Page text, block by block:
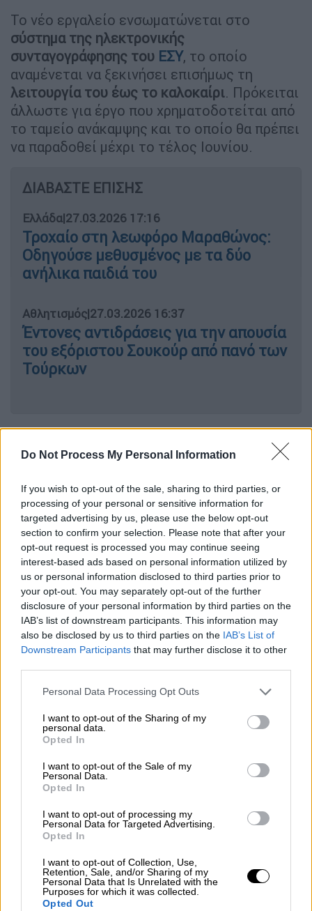
Do Not Process My Personal Information
If you wish to opt-out of the sale, sharing to third parties, or
processing of your personal or sensitive information for
targeted advertising by us, please use the below opt-out
section to confirm your selection. Please note that after your
opt-out request is processed you may continue seeing
interest-based ads based on personal information utilized by
us or personal information disclosed to third parties prior to
your opt-out. You may separately opt-out of the further
disclosure of your personal information by third parties on the
IAB’s list of downstream participants. This information may
also be disclosed by us to third parties on the IAB’s List of
Downstream Participants that may further disclose it to other
Please note that this website/app uses one or more Google
not limited to your visit or usage behaviour. You may click to
grant or deny consent to Google and its third-party tags to
use your data for below specified purposes in below Google
consent section.
Personal Data Processing Opt Outs
I want to opt-out of the Sharing of my
personal data.
Opted In
I want to opt-out of the Sale of my
Personal Data.
Opted In
I want to opt-out of processing my
Personal Data for Targeted Advertising.
Opted In
I want to opt-out of Collection, Use,
Retention, Sale, and/or Sharing of my
Personal Data that Is Unrelated with the
Purposes for which it was collected.
Opted Out
Το νέο εργαλείο ενσωματώνεται στο
σύστημα της ηλεκτρονικής
συνταγογράφησης του ΕΣΥ, το οποίο
αναμένεται να ξεκινήσει επισήμως τη
λειτουργία του έως το καλοκαίρι. Πρόκειται
άλλωστε για έργο που χρηματοδοτείται από
το ταμείο ανάκαμψης και το οποίο θα πρέπει
να παραδοθεί μέχρι το τέλος Ιουνίου.
ΔΙΑΒΑΣΤΕ ΕΠΙΣΗΣ
Ελλάδα|27.03.2026 17:16
Τροχαίο στη λεωφόρο Μαραθώνος:
Οδηγούσε μεθυσμένος με τα δύο
ανήλικα παιδιά του
Αθλητισμός|27.03.2026 16:37
Έντονες αντιδράσεις για την απουσία
του εξόριστου Σουκούρ από πανό των
Τούρκων
ξεκίνησαν με τα λεγόμενα φάρμακα 1Α
, που
ξεκινά στο νοσοκομείο, αλλά η θεραπεία
μπορεί να συνεχιστεί και εκτός αυτού.
Πρόκειται για ένα σχέδιο που υλοποιείται
από τον Γενικό Γραμματέα Στρατηγικού
Σχεδιασμού του υπουργείου Υγείας Άρη
Αγγελή και στοχεύει στον έλεγχο της
χορήγησης τωνφαρμάκων υψηλού κόστους.
Συνολικά με βάση τον σχεδιασμό θα
ενσωματωθούντέσσερα νέα φίλτρα σε
περίπου 1000 ογκολογικά φάρμακαπου
κυκλοφορούν σήμερα στην ελληνική αγορά.
Εκτός των άλλων το υπουργείο υγείας και η
Γενική Γραμματεία Στρατηγικού Σχεδιασμού
θα ξεκινήσουν την εφαρμογή των νέων
παραμέτρων στη συνταγογράφηση των
σκευασμάτων, προκειμένου:
να ελέγχεται η χορήγησή τους στους
ασθενείς,
να διαπιστώνεται εάν τα φάρμακα
έρχονται σε αντίθεση με άλλες
χορηγούμενες θεραπείες,